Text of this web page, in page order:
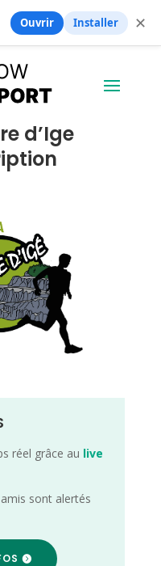
d’Ige
réel grâce au live
sont alertés
Ouvrir Installer ✕